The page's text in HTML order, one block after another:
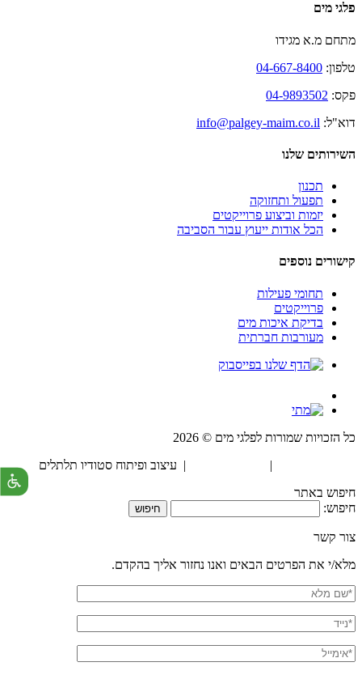
פלגי מים
מתחם מ.א מגידו
טלפון: 04-667-8400
פקס: 04-9893502
דוא"ל: info@palgey-maim.co.il
השירותים שלנו
תכנון
תפעול ותחזוקה
יזמות וביצוע פרוייקטים
הכל אודות ייעוץ עבור הסביבה
קישורים נוספים
תחומי פעילות
פרוייקטים
בדיקת איכות מים
מעורבות חברתית
כל הזכויות שמורות לפלגי מים © 2026
|
| עיצוב ופיתוח סטודיו תלתלים
חיפוש באתר
חיפוש:
צור קשר
מלא/י את הפרטים הבאים ואנו נחזור אליך בהקדם.